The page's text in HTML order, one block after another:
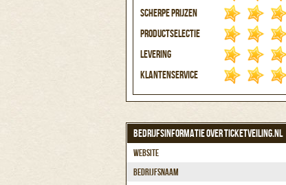
Scherpe prijzen
Productselectie
Levering
Klantenservice
BEDRIJFSINFORMATIE OVER TICKETVEILING.NL
Website
Bedrijfsnaam